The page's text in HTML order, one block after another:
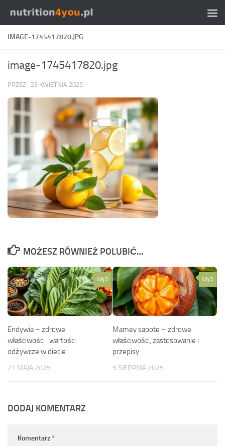
Przejdź do treści
IMAGE-1745417820.JPG
image-1745417820.jpg
PRZEZ · 23 KWIETNIA 2025
MOŻESZ RÓWNIEŻ POLUBIĆ…
0
Endywia – zdrowe
właściwości i wartości
odżywcze w diecie
21 MAJA 2025
0
Mamey sapote – zdrowe
właściwości, zastosowanie i
przepisy
9 SIERPNIA 2025
DODAJ KOMENTARZ
Komentarz*